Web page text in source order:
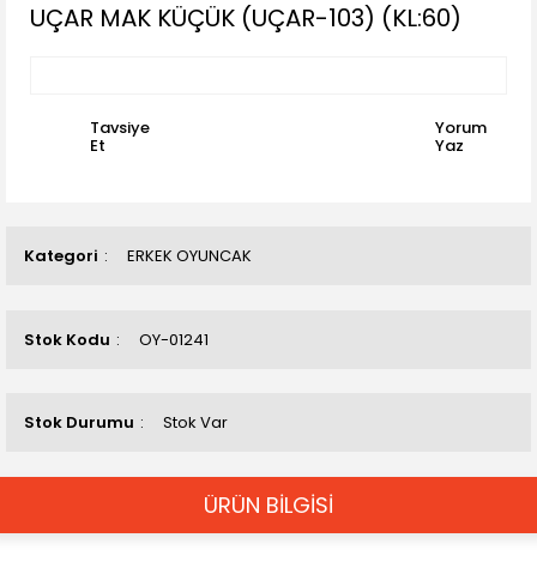
Kategori ERKEK OYUNCAK
Stok Kodu OY-01241
Stok Durumu Stok Var
UÇAR MAK KÜÇÜK (UÇAR-103) (KL:60)
Tavsiye
Et
Yorum
Yaz
ÜRÜN BİLGİSİ